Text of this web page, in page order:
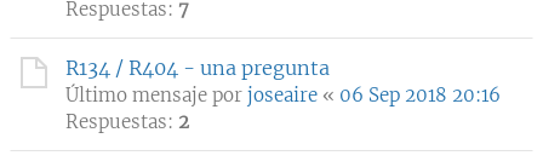
Respuestas: 7
R134 / R404 - una pregunta
Último mensaje por joseaire « 06 Sep 2018 20:16
Respuestas: 2